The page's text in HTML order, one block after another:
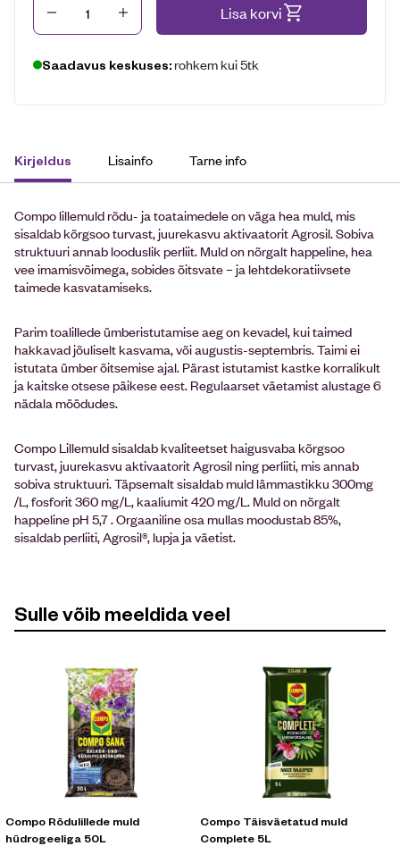
Kogus Lisa korvi
Saadavus keskuses: rohkem kui 5tk
Kirjeldus Lisainfo Tarne info
Compo lillemuld rõdu- ja toataimedele on väga hea muld, mis
sisaldab kõrgsoo turvast, juurekasvu aktivaatorit Agrosil. Sobiva
struktuuri annab looduslik perliit. Muld on nõrgalt happeline, hea
vee imamisvõimega, sobides õitsvate – ja lehtdekoratiivsete
taimede kasvatamiseks.
Parim toalillede ümberistutamise aeg on kevadel, kui taimed
hakkavad jõuliselt kasvama, või augustis-septembris. Taimi ei
istutata ümber õitsemise ajal. Pärast istutamist kastke korralikult
ja kaitske otsese päikese eest. Regulaarset väetamist alustage 6
nädala möödudes.
Compo Lillemuld sisaldab kvaliteetset haigusvaba kõrgsoo
turvast, juurekasvu aktivaatorit Agrosil ning perliiti, mis annab
sobiva struktuuri. Täpsemalt sisaldab muld lämmastikku 300mg
/L, fosforit 360 mg/L, kaaliumit 420 mg/L. Muld on nõrgalt
happeline pH 5,7 . Orgaaniline osa mullas moodustab 85%,
sisaldab perliiti, Agrosil®, lupja ja väetist.
Sulle võib meeldida veel
Compo Rõdulillede muld
hüdrogeeliga 50L
Compo Täisväetatud muld
Complete 5L